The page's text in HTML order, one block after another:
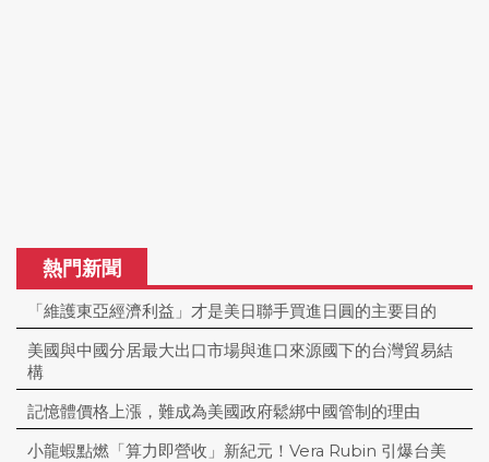
熱門新聞
「維護東亞經濟利益」才是美日聯手買進日圓的主要目的
美國與中國分居最大出口市場與進口來源國下的台灣貿易結
構
記憶體價格上漲，難成為美國政府鬆綁中國管制的理由
小龍蝦點燃「算力即營收」新紀元！Vera Rubin 引爆台美